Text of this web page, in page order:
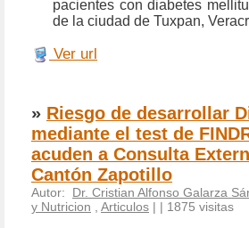
pacientes con diabetes
de la ciudad de Tuxpan,
Ver url
» Riesgo de desarrollar
mediante el test de
acuden a Consulta
Cantón Zapotillo
Autor: Dr. Cristian Alfonso Galarza
y Nutricion
Articulos | | 1875 visitas